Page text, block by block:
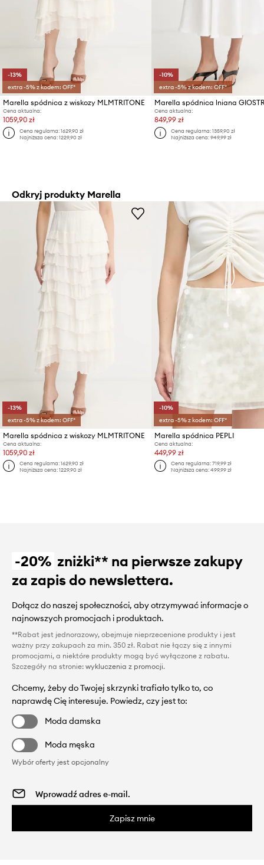
-13%
extra -5% z kodem: OFF*
Marella spódnica z wiskozy MLMTRITONE
Cena aktualna:
1059,90 zł
Cena regularna:1629,90 zł
Najniższa cena:1229,90 zł
-10%
extra -5% z kodem: OFF*
Marella spódnica lniana
Cena aktualna:
849,99 zł
Cena regularna:1359,90 zł
Najniższa cena:949,99 zł
Odkryj produkty Marella
-13%
extra -5% z kodem: OFF*
Marella spódnica z wiskozy MLMTRITONE
Cena aktualna:
1059,90 zł
Cena regularna:1629,90 zł
Najniższa cena:1229,90 zł
-10%
extra -5% z kodem: OFF*
Marella spódnica PEPLI
Cena aktualna:
449,99 zł
Cena regularna:719,99 zł
Najniższa cena:499,99 zł
-20% zniżki** na pierwsze zakupy
za zapis do newslettera.
Dołącz do naszej społeczności, aby otrzymywać informacje o
najnowszych promocjach i produktach.
**Rabat jest jednorazowy, obejmuje nieprzecenione produkty i jest
ważny przy zakupach za min. 350 zł. Rabat nie łączy się z innymi
promocjami, a niektóre produkty mogą być wyłączone z rabatu.
Szczegóły na stronie: wykluczenia z promocji.
Chcemy, żeby do Twojej skrzynki trafiało tylko to, co
naprawdę Cię interesuje. Powiedz, czy jest to:
Moda damska
Moda męska
Wybór oferty jest opcjonalny
Zapisz mnie